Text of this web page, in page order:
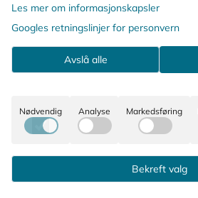
Les mer om informasjonskapsler
Googles retningslinjer for personvern
Avslå alle
Nødvendig Analyse Markedsføring
Bekreft valg